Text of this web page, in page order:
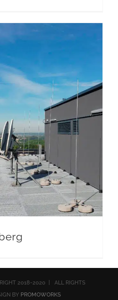
2018-2020 | ALL RIGHTS
BY PROMOWORKS